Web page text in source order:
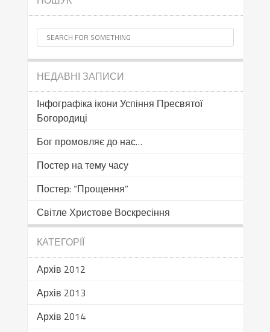
НЕДАВНІ ЗАПИСИ
Інфографіка ікони Успіння Пресвятої
Богородиці
Бог промовляє до нас…
Постер на тему часу
Постер: “Прощення”
Світле Христове Воскресіння
КАТЕГОРІЇ
Архів 2012
Архів 2013
Архів 2014